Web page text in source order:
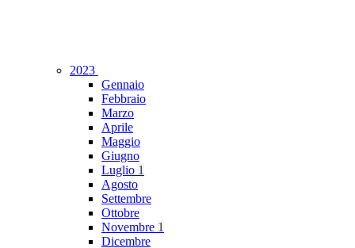
2023
Gennaio
Febbraio
Marzo
Aprile
Maggio
Giugno
Luglio 1
Agosto
Settembre
Ottobre
Novembre 1
Dicembre